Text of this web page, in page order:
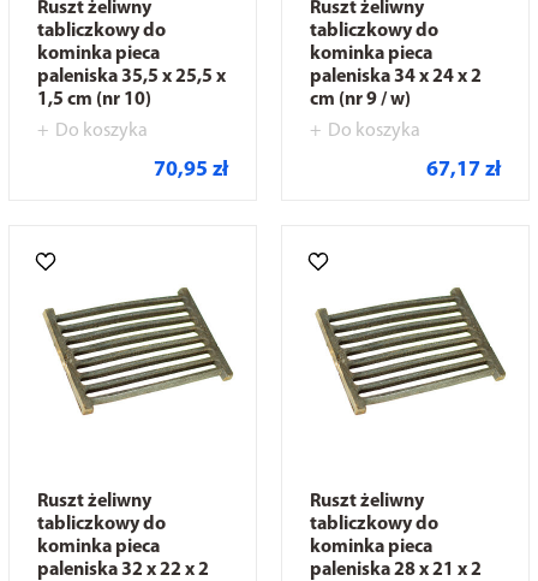
Ruszt żeliwny
tabliczkowy do
kominka pieca
paleniska 35,5 x 25,5 x
1,5 cm (nr 10)
Do koszyka
70,95 zł
Ruszt żeliwny
tabliczkowy do
kominka pieca
paleniska 34 x 24 x 2
cm (nr 9 / w)
Do koszyka
67,17 zł
Ruszt żeliwny
tabliczkowy do
kominka pieca
paleniska 32 x 22 x 2
Ruszt żeliwny
tabliczkowy do
kominka pieca
paleniska 28 x 21 x 2